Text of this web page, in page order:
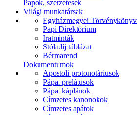
Papok, szerzetesek
Világi munkatársak
Egyházmegyei Törvénykönyv
Papi Direktórium
Iratminták
Stóladíj táblázat
Bérmarend
Dokumentumok
Apostoli protonotáriusok
Pápai prelátusok
Pápai káplánok
Címzetes kanonokok
Címzetes apátok